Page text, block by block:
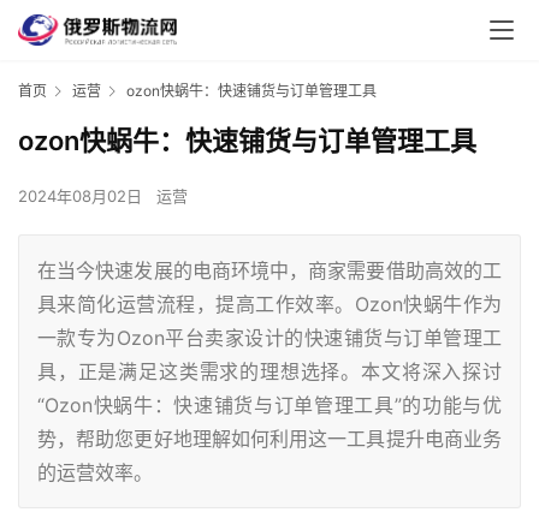
首页 运营 ozon快蜗牛：快速铺货与订单管理工具
ozon快蜗牛：快速铺货与订单管理工具
2024年08月02日 运营
在当今快速发展的电商环境中，商家需要借助高效的工
具来简化运营流程，提高工作效率。Ozon快蜗牛作为
一款专为Ozon平台卖家设计的快速铺货与订单管理工
具，正是满足这类需求的理想选择。本文将深入探讨
“Ozon快蜗牛：快速铺货与订单管理工具”的功能与优
势，帮助您更好地理解如何利用这一工具提升电商业务
的运营效率。